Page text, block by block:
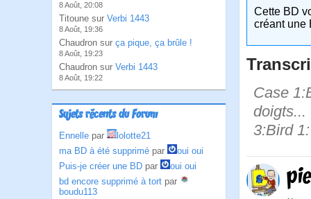
8 Août, 20:08
Titoune sur Verbi 1443
8 Août, 19:36
Chaudron sur ça pique, ça brûle !
8 Août, 19:23
Chaudron sur Verbi 1443
8 Août, 19:22
Sujets récents du Forum
Ennelle par
lolotte21
ma BD à été supprimé par
oui oui
Puis-je créer une BD par
oui oui
bd encore supprimé à tort par
boudu113
Cette BD
créant une
Case
doigts...
3:Bird